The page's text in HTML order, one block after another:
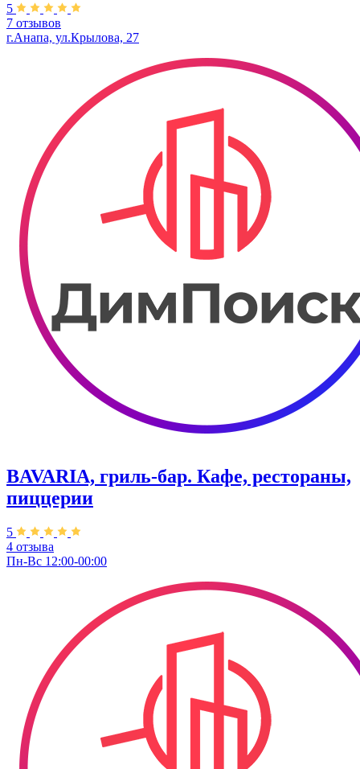
5
7 отзывов
г.Анапа, ул.Крылова, 27
BAVARIA, гриль-бар. Кафе, рестораны,
пиццерии
5
4 отзыва
Пн-Вс 12:00-00:00